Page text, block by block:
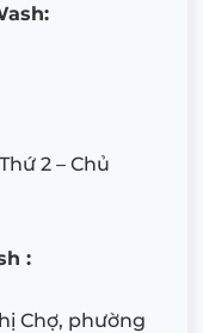
2 – Chủ
:
Chợ, phường